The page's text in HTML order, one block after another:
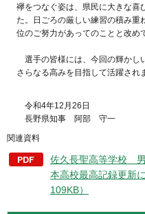
襷をつなぐ姿は、県民に大きな喜
た。日ごろの厳しい練習の積み重
位のご努力があってのことと改め
選手の皆様には、今回の輝かし
さらなる高みを目指して活躍され
令和4年12月26日
長野県知事 阿部 守一
関連資料
佐久長聖高等学校
本高校最高記録更新
109KB）